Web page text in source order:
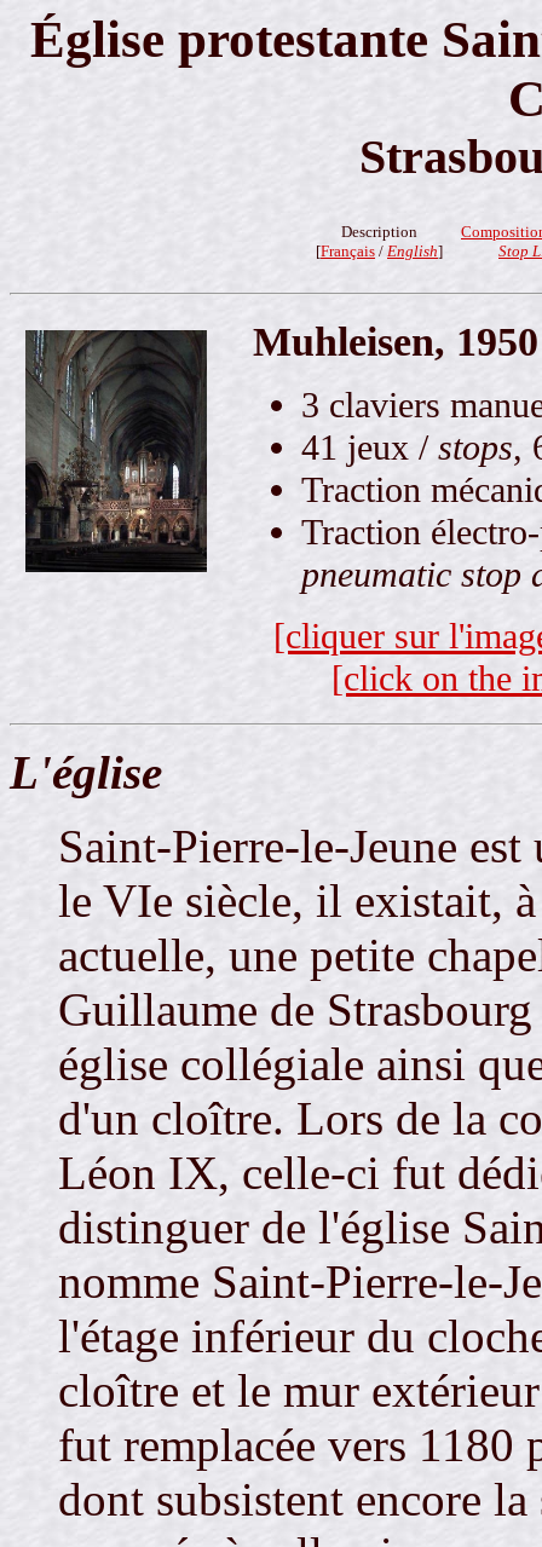
Église protestante
Description
[Français / English]
Stop
Muhleisen,
3 claviers
41 jeux / stops,
Traction
Traction
pneumatic stop
[cliquer sur
[click on the
L'église
Saint-Pierre-le-Jeune
le VIe siècle, il existait,
actuelle, une petite
Guillaume de
église collégiale ainsi
d'un cloître. Lors de la
Léon IX, celle-ci fut
distinguer de l'église
nomme Saint-Pierre-le-
l'étage inférieur du
cloître et le mur
fut remplacée vers 1180
dont subsistent encore